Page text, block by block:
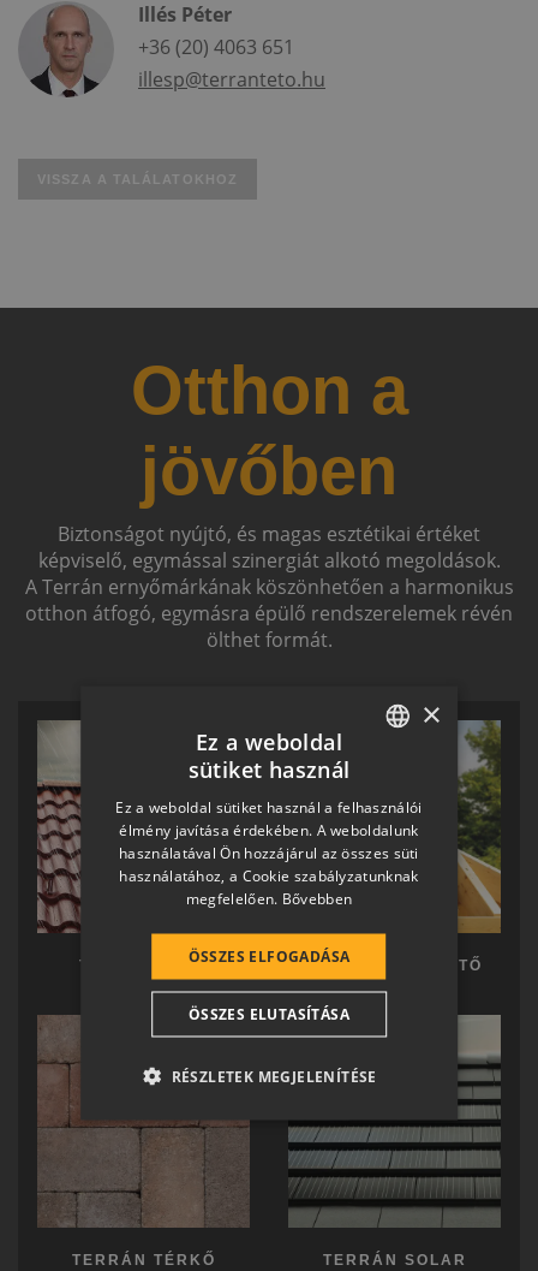
Illés Péter
+36 (20) 4063 651
illesp@terranteto.hu
VISSZA A TALÁLATOKHOZ
Otthon a
jövőben
Biztonságot nyújtó, és magas esztétikai értéket
képviselő, egymással szinergiát alkotó megoldások.
A Terrán ernyőmárkának köszönhetően a harmonikus
otthon átfogó, egymásra épülő rendszerelemek révén
ölthet formát.
TERRÁN TETŐ TERRÁN KÉSZTETŐ
TERRÁN TÉRKŐ TERRÁN SOLAR
HUNGARIAN
SLOVAK
GERMAN
ROMANIAN
CROATIAN
SR
RO-HU
ITALIAN
×
Ez a weboldal
sütiket használ
Ez a weboldal sütiket használ a felhasználói
élmény javítása érdekében. A weboldalunk
használatával Ön hozzájárul az összes süti
használatához, a Cookie szabályzatunknak
megfelelően. Bővebben
ÖSSZES ELFOGADÁSA
ÖSSZES ELUTASÍTÁSA
RÉSZLETEK MEGJELENÍTÉSE